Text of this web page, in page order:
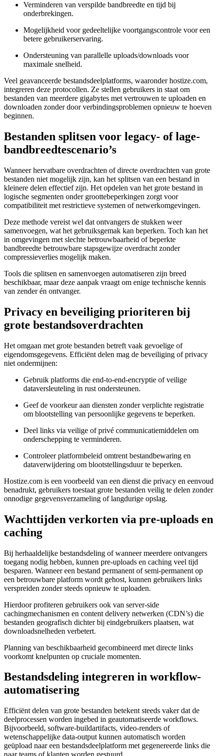
Verminderen van verspilde bandbreedte en tijd bij
onderbrekingen.
Mogelijkheid voor gedeeltelijke voortgangscontrole voor een
betere gebruikerservaring.
Ondersteuning van parallelle uploads/downloads voor
maximale snelheid.
Veel geavanceerde bestandsdeelplatforms, waaronder hostize.com,
integreren deze protocollen. Ze stellen gebruikers in staat om
bestanden van meerdere gigabytes met vertrouwen te uploaden en
downloaden zonder door verbindingsproblemen opnieuw te hoeven
beginnen.
Bestanden splitsen voor legacy- of lage-
bandbreedtescenario’s
Wanneer hervatbare overdrachten of directe overdrachten van grote
bestanden niet mogelijk zijn, kan het splitsen van een bestand in
kleinere delen effectief zijn. Het opdelen van het grote bestand in
logische segmenten onder groottebeperkingen zorgt voor
compatibiliteit met restrictieve systemen of netwerkomgevingen.
Deze methode vereist wel dat ontvangers de stukken weer
samenvoegen, wat het gebruiksgemak kan beperken. Toch kan het
in omgevingen met slechte betrouwbaarheid of beperkte
bandbreedte betrouwbare stapsgewijze overdracht zonder
compressieverlies mogelijk maken.
Tools die splitsen en samenvoegen automatiseren zijn breed
beschikbaar, maar deze aanpak vraagt om enige technische kennis
van zender én ontvanger.
Privacy en beveiliging prioriteren bij
grote bestandsoverdrachten
Het omgaan met grote bestanden betreft vaak gevoelige of
eigendomsgegevens. Efficiënt delen mag de beveiliging of privacy
niet ondermijnen:
Gebruik platforms die end-to-end-encryptie of veilige
dataversleuteling in rust ondersteunen.
Geef de voorkeur aan diensten zonder verplichte registratie
om blootstelling van persoonlijke gegevens te beperken.
Deel links via veilige of privé communicatiemiddelen om
onderschepping te verminderen.
Controleer platformbeleid omtrent bestandbewaring en
dataverwijdering om blootstellingsduur te beperken.
Hostize.com is een voorbeeld van een dienst die privacy en eenvoud
benadrukt, gebruikers toestaat grote bestanden veilig te delen zonder
onnodige gegevensverzameling of langdurige opslag.
Wachttijden verkorten via pre-uploads en
caching
Bij herhaaldelijke bestandsdeling of wanneer meerdere ontvangers
toegang nodig hebben, kunnen pre-uploads en caching veel tijd
besparen. Wanneer een bestand permanent of semi-permanent op
een betrouwbare platform wordt gehost, kunnen gebruikers links
verspreiden zonder steeds opnieuw te uploaden.
Hierdoor profiteren gebruikers ook van server-side
cachingmechanismen en content delivery netwerken (CDN’s) die
bestanden geografisch dichter bij eindgebruikers plaatsen, wat
downloadsnelheden verbetert.
Planning van beschikbaarheid gecombineerd met directe links
voorkomt knelpunten op cruciale momenten.
Bestandsdeling integreren in workflow-
automatisering
Efficiënt delen van grote bestanden betekent steeds vaker dat de
deelprocessen worden ingebed in geautomatiseerde workflows.
Bijvoorbeeld, software-buildartifacts, video-renders of
wetenschappelijke data-output kunnen automatisch worden
geüpload naar een bestandsdeelplatform met gegenereerde links die